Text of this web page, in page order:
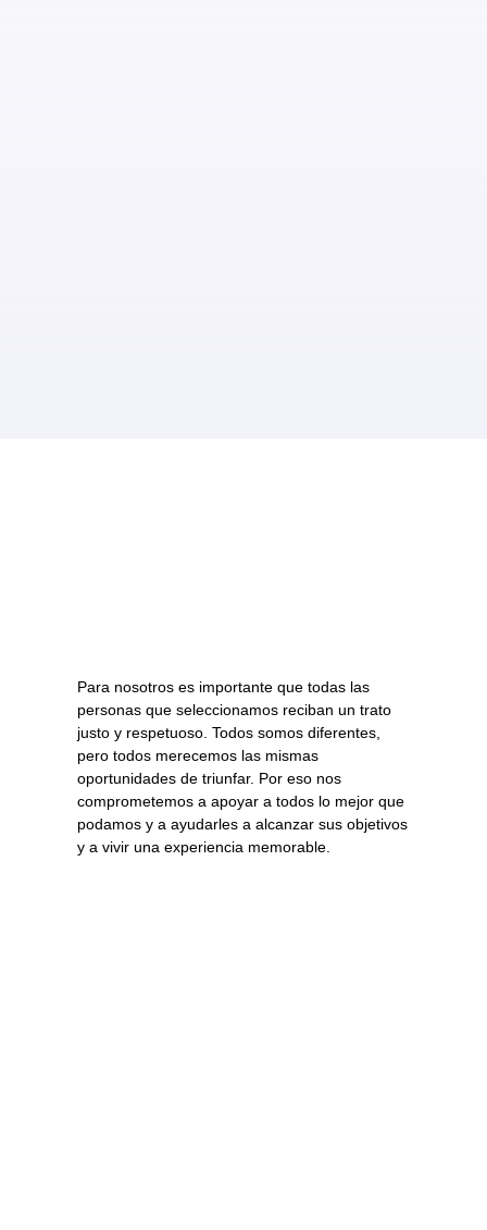
Para nosotros es importante que todas las
personas que seleccionamos reciban un trato
justo y respetuoso. Todos somos diferentes,
pero todos merecemos las mismas
oportunidades de triunfar. Por eso nos
comprometemos a apoyar a todos lo mejor que
podamos y a ayudarles a alcanzar sus objetivos
y a vivir una experiencia memorable.